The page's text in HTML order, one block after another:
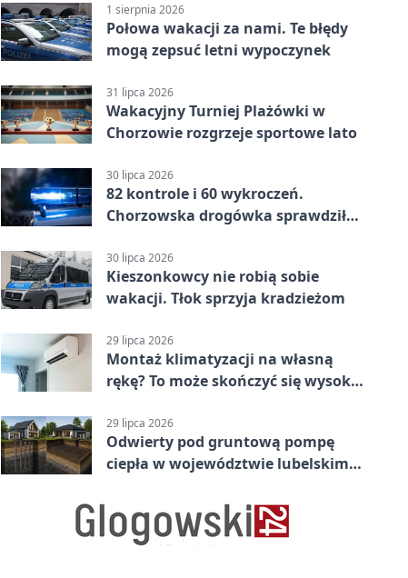
1 sierpnia 2026
Połowa wakacji za nami. Te błędy
mogą zepsuć letni wypoczynek
31 lipca 2026
Wakacyjny Turniej Plażówki w
Chorzowie rozgrzeje sportowe lato
30 lipca 2026
82 kontrole i 60 wykroczeń.
Chorzowska drogówka sprawdziła
30 lipca 2026
Kieszonkowcy nie robią sobie
wakacji. Tłok sprzyja kradzieżom
29 lipca 2026
Montaż klimatyzacji na własną
rękę? To może skończyć się wysoką
29 lipca 2026
Odwierty pod gruntową pompę
ciepła w województwie lubelskim -